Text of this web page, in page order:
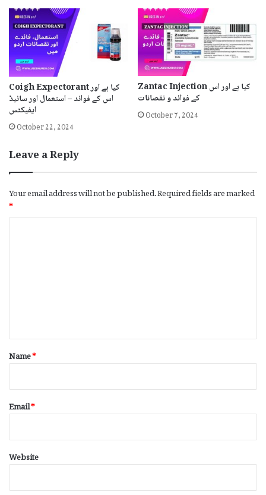
Coigh Expectorant کیا ہے اور
اس کے فوائد – استعمال اور سائیڈ
ایفیکٹس
October 22, 2024
Zantac Injection کیا ہے اور اس
کے فوائد و نقصانات
October 7, 2024
Leave a Reply
Your email address will not be published.Required fields are marked
*
*
Name*
Email*
Website